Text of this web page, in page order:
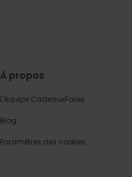
À propos
L'équipe CadeauxFolies
Blog
Paramètres des cookies